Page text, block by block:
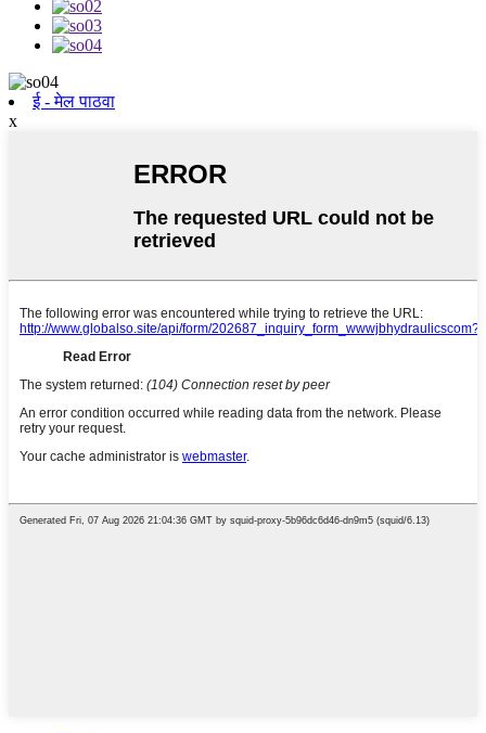
ई - मेल पाठवा
x